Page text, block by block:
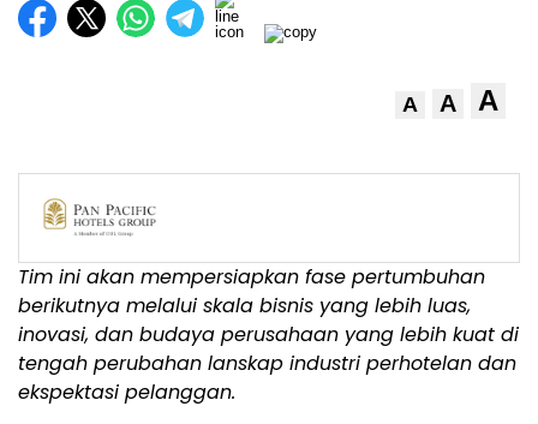
A A A
Tim ini akan mempersiapkan fase pertumbuhan
berikutnya melalui skala bisnis yang lebih luas,
inovasi, dan budaya perusahaan yang lebih kuat di
tengah perubahan lanskap industri perhotelan dan
ekspektasi pelanggan.